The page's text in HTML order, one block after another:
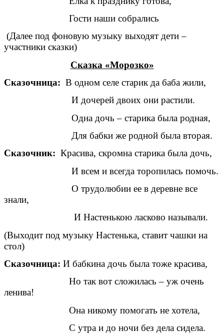
Гости наши собрались
(Далее под фоновую музыку выходят дети –
участники сказки)
Сказка «Морозко»
Сказочница: В одном селе старик да баба жили,
И дочерей двоих они растили.
Одна дочь – старика была родная,
Для бабки же родной была вторая.
Сказочник: Красива, скромна старика была дочь,
И всем и всегда торопилась помочь.
О трудолюбии ее в деревне все
знали,
И Настенькою ласково называли.
(Выходит под музыку Настенька, ставит чашки на
стол)
Сказочница: И бабкина дочь была тоже красива,
Но так вот сложилась – уж очень
ленива!
Она никому помогать не хотела,
С утра и до ночи без дела сидела.